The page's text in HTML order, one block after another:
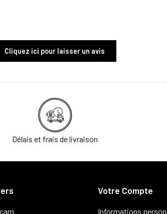
Cliquez ici pour laisser un avis
Délais et frais de livraison
Votre Compte
Informations